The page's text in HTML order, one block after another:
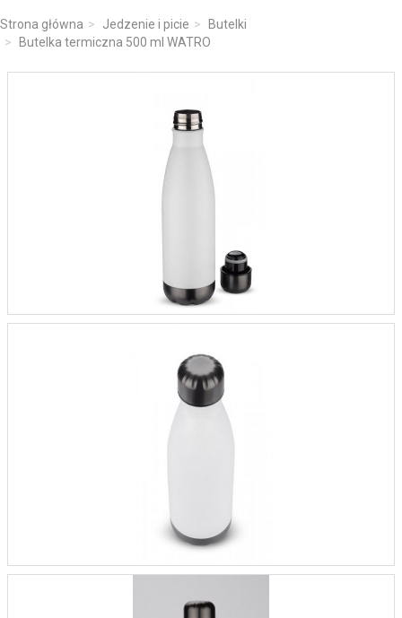
Strona główna Jedzenie i picie
Butelki
Butelka termiczna 500 ml WATRO